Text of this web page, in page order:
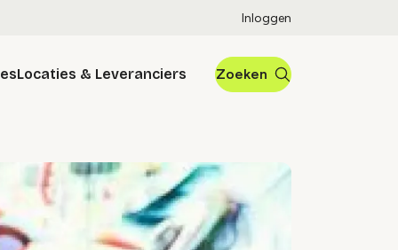
Inloggen
Locaties & Leveranciers Zoeken